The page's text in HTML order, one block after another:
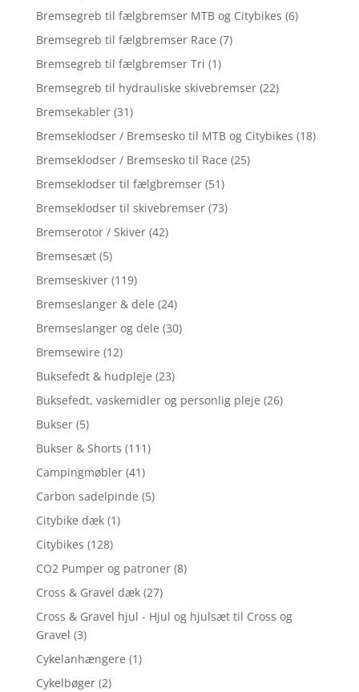
Bremsegreb til fælgbremser MTB og Citybikes (6)
Bremsegreb til fælgbremser Race (7)
Bremsegreb til fælgbremser Tri (1)
Bremsegreb til hydrauliske skivebremser (22)
Bremsekabler (31)
Bremseklodser / Bremsesko til MTB og Citybikes (18)
Bremseklodser / Bremsesko til Race (25)
Bremseklodser til fælgbremser (51)
Bremseklodser til skivebremser (73)
Bremserotor / Skiver (42)
Bremsesæt (5)
Bremseskiver (119)
Bremseslanger & dele (24)
Bremseslanger og dele (30)
Bremsewire (12)
Buksefedt & hudpleje (23)
Buksefedt, vaskemidler og personlig pleje (26)
Bukser (5)
Bukser & Shorts (111)
Campingmøbler (41)
Carbon sadelpinde (5)
Citybike dæk (1)
Citybikes (128)
CO2 Pumper og patroner (8)
Cross & Gravel dæk (27)
Cross & Gravel hjul - Hjul og hjulsæt til Cross og
Gravel (3)
Cykelanhængere (1)
Cykelbøger (2)